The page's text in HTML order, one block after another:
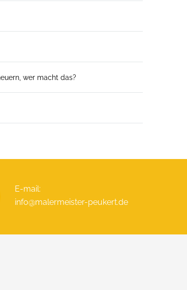
wer macht das?
E-mail:
info@malermeister-peukert.de